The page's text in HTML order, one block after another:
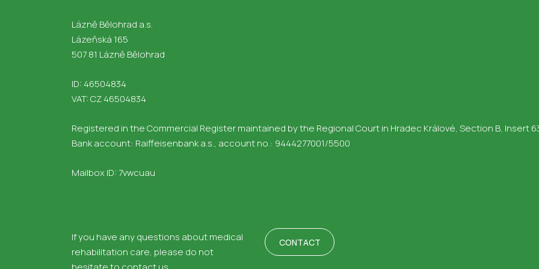
Lázně Bělohrad a.s.
Lázeňská 165
507 81 Lázně Bělohrad
ID: 46504834
VAT: CZ 46504834
Registered in the Commercial Register maintained by the Regional Court in Hradec Králové, Section B, Insert
Bank account: Raiffeisenbank a.s., account no.: 9444277001/5500
Mailbox ID: 7vwcuau
If you have any questions about medical
rehabilitation care, please do not
CONTACT